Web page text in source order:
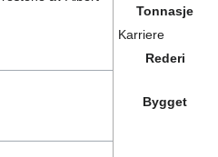
Tonnasje
Karriere
Rederi
Bygget